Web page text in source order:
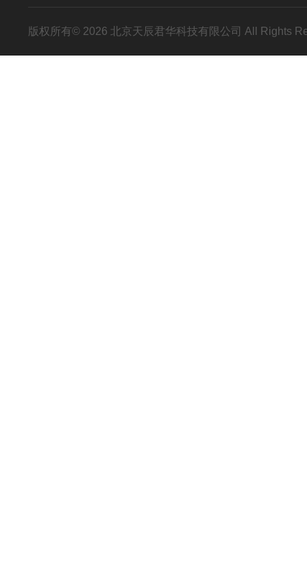
版权所有© 2026 北京天辰君华科技有限公司 All Rights